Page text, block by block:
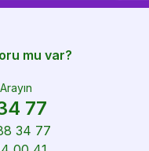
mu var?
77
34 77